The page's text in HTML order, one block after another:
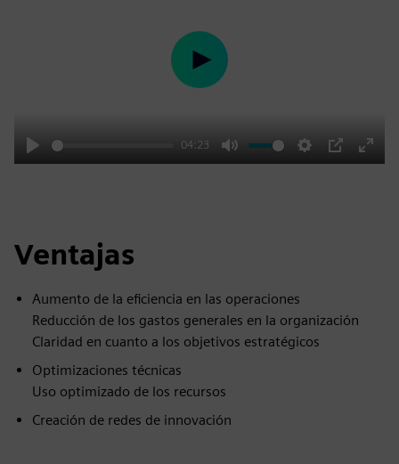
Play
04:23
Mute Settings
PIP
Enter
Play
Ventajas
Aumento de la eficiencia en las operaciones
Reducción de los gastos generales en la organización
Claridad en cuanto a los objetivos estratégicos
Optimizaciones técnicas
Uso optimizado de los recursos
Creación de redes de innovación